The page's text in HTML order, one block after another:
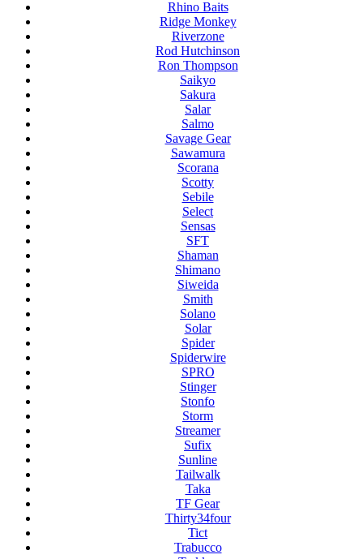
Rhino Baits
Ridge Monkey
Riverzone
Rod Hutchinson
Ron Thompson
Saikyo
Sakura
Salar
Salmo
Savage Gear
Sawamura
Scorana
Scotty
Sebile
Select
Sensas
SFT
Shaman
Shimano
Siweida
Smith
Solano
Solar
Spider
Spiderwire
SPRO
Stinger
Stonfo
Storm
Streamer
Sufix
Sunline
Tailwalk
Taka
TF Gear
Thirty34four
Tict
Trabucco